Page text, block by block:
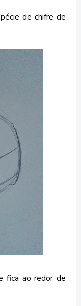
de chifre de
fica ao redor de